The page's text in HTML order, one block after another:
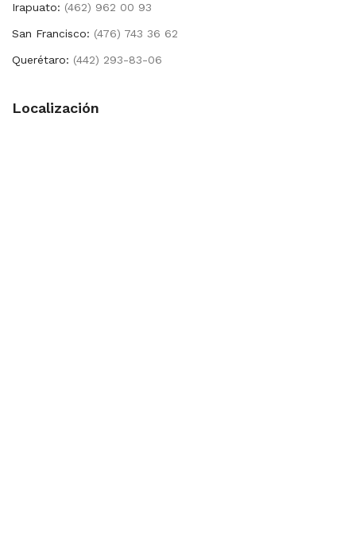
Irapuato: (462) 962 00 93
San Francisco: (476) 743 36 62
Querétaro: (442) 293-83-06
Localización